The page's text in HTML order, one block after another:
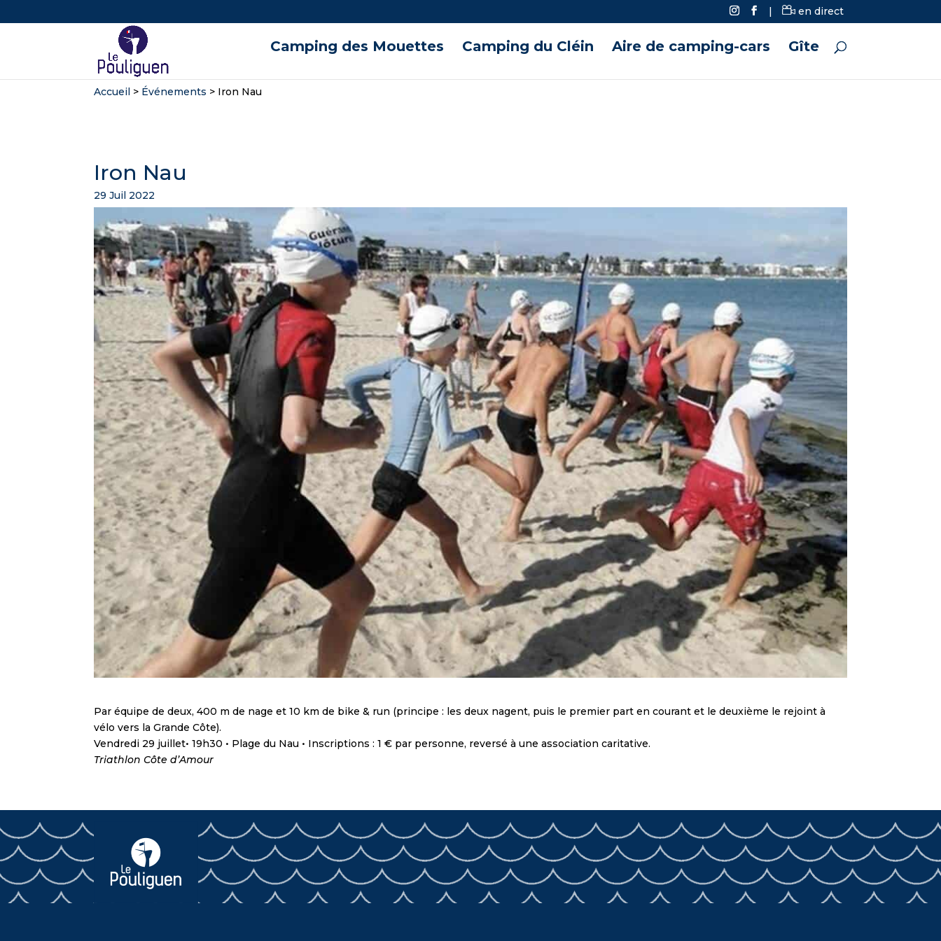
| en direct
Camping des Mouettes Camping du Cléin Aire de camping-cars Gîte
Accueil > Événements > Iron Nau
Iron Nau
29 Juil 2022
Par équipe de deux, 400 m de nage et 10 km de bike & run (principe : les deux nagent, puis le premier part en courant et le deuxième le rejoint à
vélo vers la Grande Côte).
Vendredi 29 juillet• 19h30 • Plage du Nau • Inscriptions : 1 € par personne, reversé à une association caritative.
Triathlon Côte d’Amour